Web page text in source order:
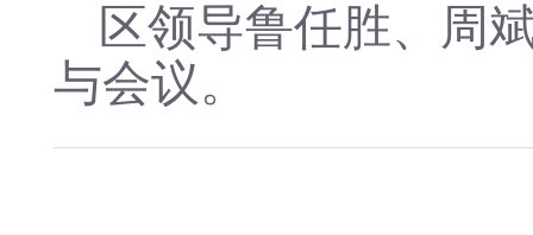
区领导鲁任胜、周
与会议。